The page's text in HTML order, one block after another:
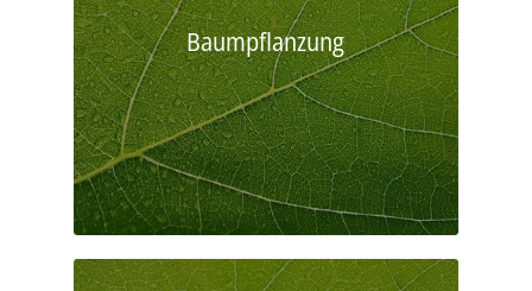
Baumpflanzung